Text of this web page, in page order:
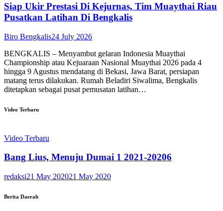
Siap Ukir Prestasi Di Kejurnas, Tim Muaythai Riau
Pusatkan Latihan Di Bengkalis
Biro Bengkalis24 July 2026
BENGKALIS – Menyambut gelaran Indonesia Muaythai
Championship atau Kejuaraan Nasional Muaythai 2026 pada 4
hingga 9 Agustus mendatang di Bekasi, Jawa Barat, persiapan
matang terus dilakukan. Rumah Beladiri Siwalima, Bengkalis
ditetapkan sebagai pusat pemusatan latihan…
Video Terbaru
Video Terbaru
Bang Lius, Menuju Dumai 1 2021-20206
redaksi21 May 202021 May 2020
Berita Daerah